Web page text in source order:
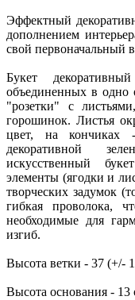
Эффектный
дополнением
свой первоначальный
Букет
объединенных в одно
"розетки" с
горошинок. Листья
цвет, на кончиках
декоративной
искусственный
элементы (ягодки и
творческих задумок
гибкая проволока,
необходимые для
изгиб.
Высота ветки - 37 (+/-
Высота основания - 13